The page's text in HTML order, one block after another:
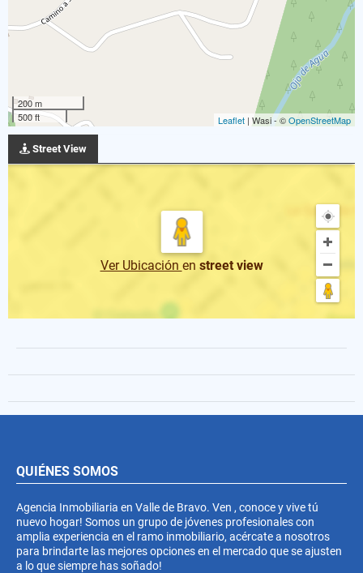
200 m
500 ft
Leaflet | Wasi - ©OpenStreetMap
Street View
Ver Ubicación en street view
QUIÉNES SOMOS
Agencia Inmobiliaria en Valle de Bravo. Ven , conoce y vive tú
nuevo hogar! Somos un grupo de jóvenes profesionales con
amplia experiencia en el ramo inmobiliario, acércate a nosotros
para brindarte las mejores opciones en el mercado que se ajusten
a lo que siempre has soñado!